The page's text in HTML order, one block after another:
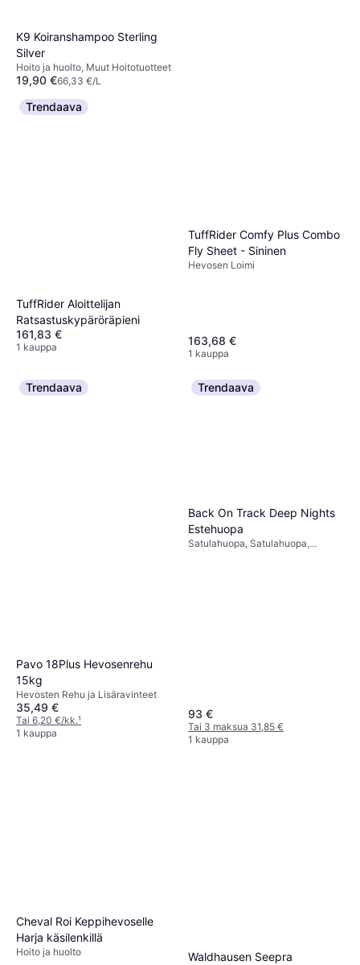
K9 Koiranshampoo Sterling
Silver
Hoito ja huolto, Muut Hoitotuotteet
19,90 €66,33 €/L
3 kauppoja
4 kauppoja
Trendaava
TuffRider Aloittelijan
Ratsastuskypäröräpieni
161,83 €
1 kauppa
TuffRider Comfy Plus Combo
Fly Sheet - Sininen
Hevosen Loimi
163,68 €
1 kauppa
Trendaava
Pavo 18Plus Hevosenrehu
15kg
Hevosten Rehu ja Lisäravinteet
35,49 €
Tai 6,20 €/kk.¹
1 kauppa
Trendaava
Back On Track Deep Nights
Estehuopa
Satulahuopa, Satulahuopa,
93 €
Tai 3 maksua 31,85 €
1 kauppa
Cheval Roi Keppihevoselle
Harja käsilenkillä
Hoito ja huolto
Waldhausen Seepra